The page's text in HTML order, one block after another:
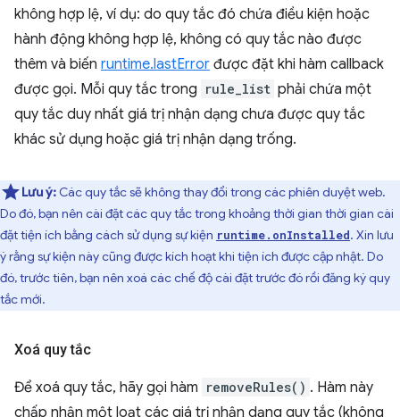
không hợp lệ, ví dụ: do quy tắc đó chứa điều kiện hoặc
hành động không hợp lệ, không có quy tắc nào được
thêm và biến runtime.lastError được đặt khi hàm callback
được gọi. Mỗi quy tắc trong rule_list phải chứa một
quy tắc duy nhất giá trị nhận dạng chưa được quy tắc
khác sử dụng hoặc giá trị nhận dạng trống.
Lưu ý: Các quy tắc sẽ không thay đổi trong các phiên duyệt web.
Do đó, bạn nên cài đặt các quy tắc trong khoảng thời gian thời gian cài
đặt tiện ích bằng cách sử dụng sự kiện runtime.onInstalled. Xin lưu
ý rằng sự kiện này cũng được kích hoạt khi tiện ích được cập nhật. Do
đó, trước tiên, bạn nên xoá các chế độ cài đặt trước đó rồi đăng ký quy
tắc mới.
Xoá quy tắc
Để xoá quy tắc, hãy gọi hàm removeRules() . Hàm này
chấp nhận một loạt các giá trị nhận dạng quy tắc (không